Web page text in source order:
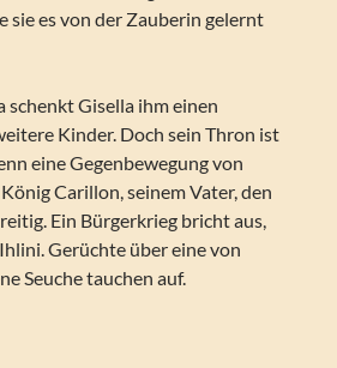
sie es von der Zauberin gelernt
schenkt Gisella ihm einen
Kinder. Doch sein Thron ist
eine Gegenbewegung von
Carillon, seinem Vater, den
Ein Bürgerkrieg bricht aus,
Gerüchte über eine von
Seuche tauchen auf.